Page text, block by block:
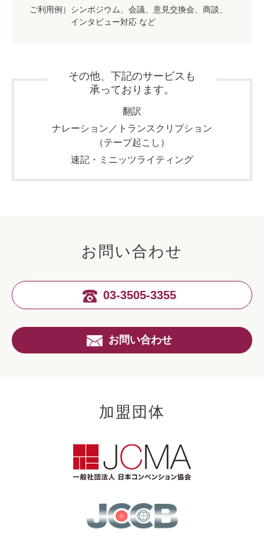
ご利用例）シンポジウム、会議、意見交換会、商談、
インタビュー対応 など
その他、下記のサービスも
承っております。
翻訳
ナレーション／トランスクリプション
（テープ起こし）
速記・ミニッツライティング
お問い合わせ
03-3505-3355
お問い合わせ
加盟団体